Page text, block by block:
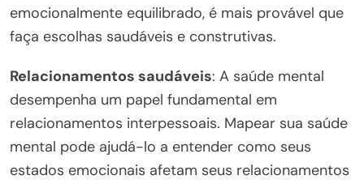
emocionalmente equilibrado, é mais provável que
faça escolhas saudáveis e construtivas.
Relacionamentos saudáveis: A saúde mental
desempenha um papel fundamental em
relacionamentos interpessoais. Mapear sua saúde
mental pode ajudá-lo a entender como seus
estados emocionais afetam seus relacionamentos